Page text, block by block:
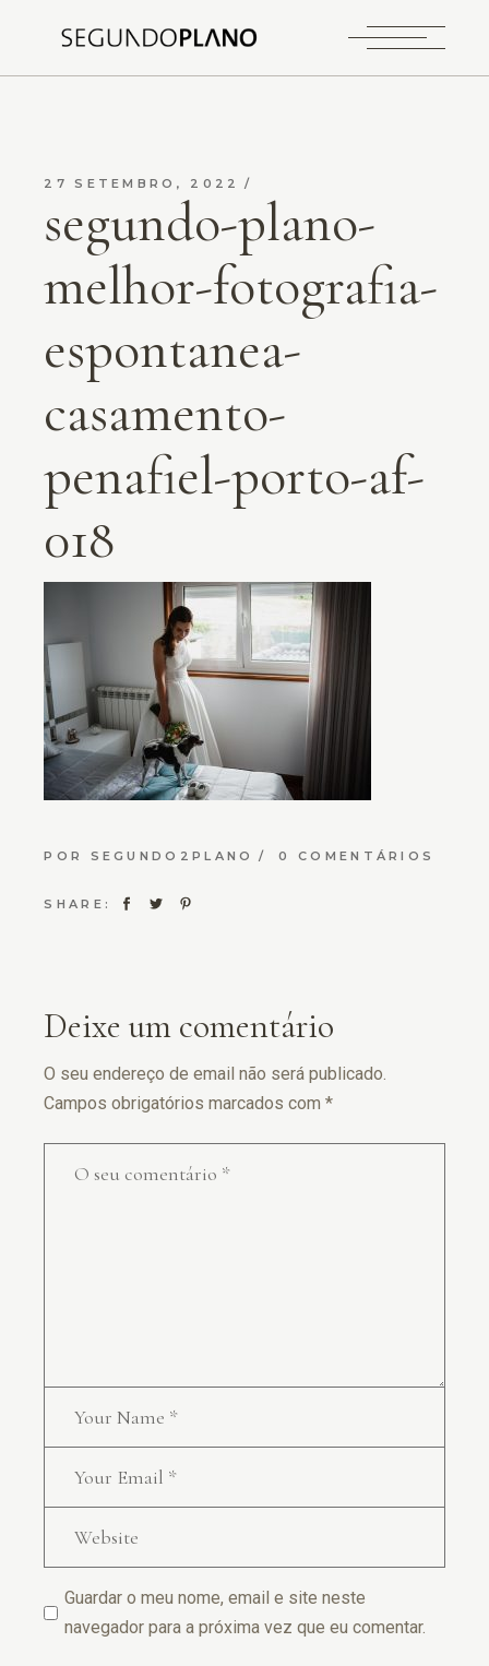
27 SETEMBRO, 2022
segundo-plano-
melhor-fotografia-
espontanea-
casamento-
penafiel-porto-af-
018
POR SEGUNDO2PLANO 0 COMENTÁRIOS
SHARE:
Deixe um comentário
O seu endereço de email não será publicado.
Campos obrigatórios marcados com*
Guardar o meu nome, email e site neste
navegador para a próxima vez que eu comentar.